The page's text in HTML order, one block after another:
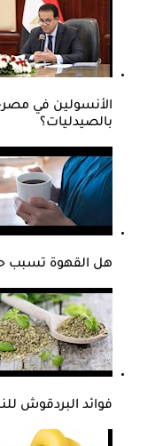
الأنسولين في
بالصيدليات؟
هل القهوة تسبب
فوائد البردقوش